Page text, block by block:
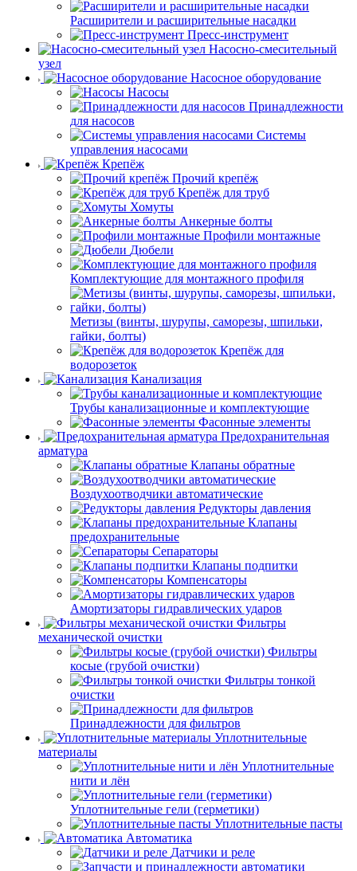
Расширители и расширительные насадки
Пресс-инструмент
Насосно-смесительный
узел
Насосное оборудование
Насосы
Принадлежности
для насосов
Системы
управления насосами
Крепёж
Прочий крепёж
Крепёж для труб
Хомуты
Анкерные болты
Профили монтажные
Дюбели
Комплектующие для монтажного профиля
Метизы (винты, шурупы, саморезы, шпильки,
гайки, болты)
Крепёж для
водорозеток
Канализация
Трубы канализационные и комплектующие
Фасонные элементы
Предохранительная
арматура
Клапаны обратные
Воздухоотводчики автоматические
Редукторы давления
Клапаны
предохранительные
Сепараторы
Клапаны подпитки
Компенсаторы
Амортизаторы гидравлических ударов
Фильтры
механической очистки
Фильтры
косые (грубой очистки)
Фильтры тонкой
очистки
Принадлежности для фильтров
Уплотнительные
материалы
Уплотнительные
нити и лён
Уплотнительные гели (герметики)
Уплотнительные пасты
Автоматика
Датчики и реле